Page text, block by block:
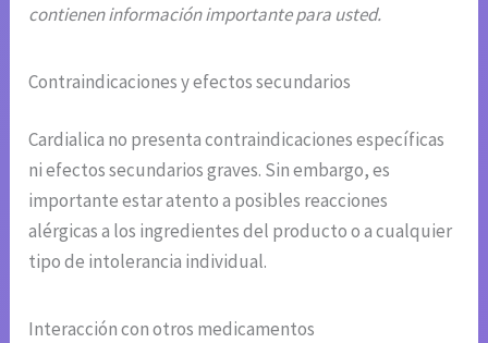
contienen información importante para usted.
Contraindicaciones y efectos secundarios
Cardialica no presenta contraindicaciones específicas
ni efectos secundarios graves. Sin embargo, es
importante estar atento a posibles reacciones
alérgicas a los ingredientes del producto o a cualquier
tipo de intolerancia individual.
Interacción con otros medicamentos